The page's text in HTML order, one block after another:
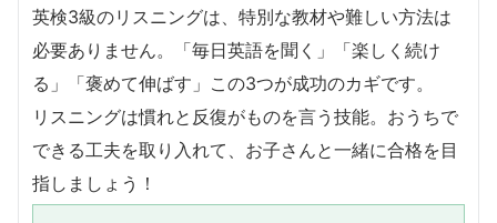
英検3級のリスニングは、特別な教材や難しい方法は
必要ありません。「毎日英語を聞く」「楽しく続け
る」「褒めて伸ばす」この3つが成功のカギです。
リスニングは慣れと反復がものを言う技能。おうちで
できる工夫を取り入れて、お子さんと一緒に合格を目
指しましょう！